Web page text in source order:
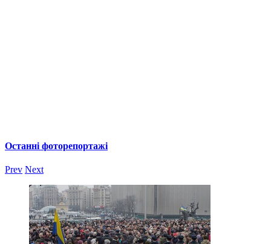
Останні фоторепортажі
Prev Next